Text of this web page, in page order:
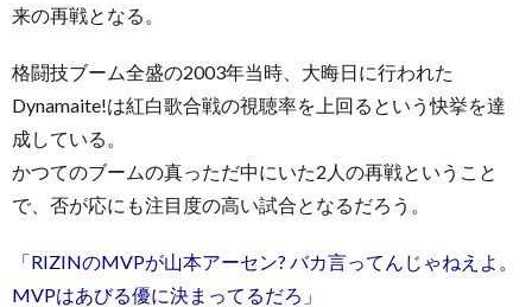
来の再戦となる。
格闘技ブーム全盛の2003年当時、大晦日に行われた
Dynamaite!は紅白歌合戦の視聴率を上回るという快挙を達
成している。
かつてのブームの真っただ中にいた2人の再戦ということ
で、否が応にも注目度の高い試合となるだろう。
「RIZINのMVPが山本アーセン? バカ言ってんじゃねえよ。
MVPはあびる優に決まってるだろ」